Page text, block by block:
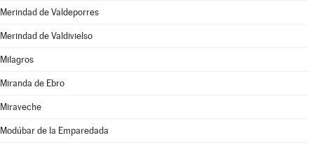
Merindad de Valdeporres
Merindad de Valdivielso
Milagros
Miranda de Ebro
Miraveche
Modúbar de la Emparedada